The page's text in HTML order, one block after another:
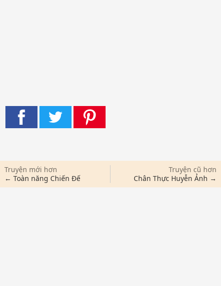
Truyện mới hơn
← Toàn năng Chiến Đế
Truyện cũ hơn
Chân Thực Huyễn Ảnh →